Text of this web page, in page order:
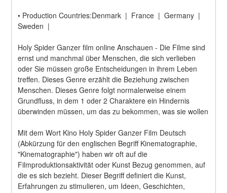
• Production Countries:Denmark  |  France  |  Germany  |
Sweden  |
Holy Spider Ganzer film online Anschauen - Die Filme sind
ernst und manchmal über Menschen, die sich verlieben
oder Sie müssen große Entscheidungen in ihrem Leben
treffen. Dieses Genre erzählt die Beziehung zwischen
Menschen. Dieses Genre folgt normalerweise einem
Grundfluss, in dem 1 oder 2 Charaktere ein Hindernis
überwinden müssen, um das zu bekommen, was sie wollen
Mit dem Wort Kino Holy Spider Ganzer Film Deutsch
(Abkürzung für den englischen Begriff Kinematographie,
"Kinematographie") haben wir oft auf die
Filmproduktionsaktivität oder Kunst Bezug genommen, auf
die es sich bezieht. Dieser Begriff definiert die Kunst,
Erfahrungen zu stimulieren, um Ideen, Geschichten,